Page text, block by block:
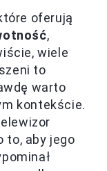
oferują
,
wiele
to
warto
kontekście.
to, aby jego